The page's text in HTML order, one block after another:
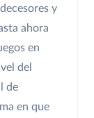
y
ahora
en
del
de
en que